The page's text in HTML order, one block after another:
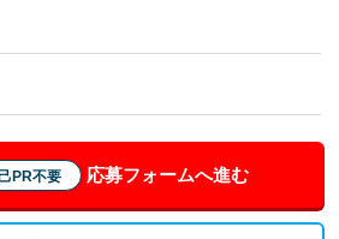
PR不要 応募フォームへ進む